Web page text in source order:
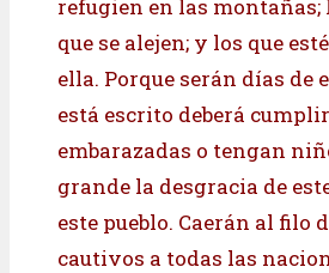
refugien en las montañas;
que se alejen; y los que
ella. Porque serán días de
está escrito deberá
embarazadas o tengan
grande la desgracia de
este pueblo. Caerán al filo
cautivos a todas las